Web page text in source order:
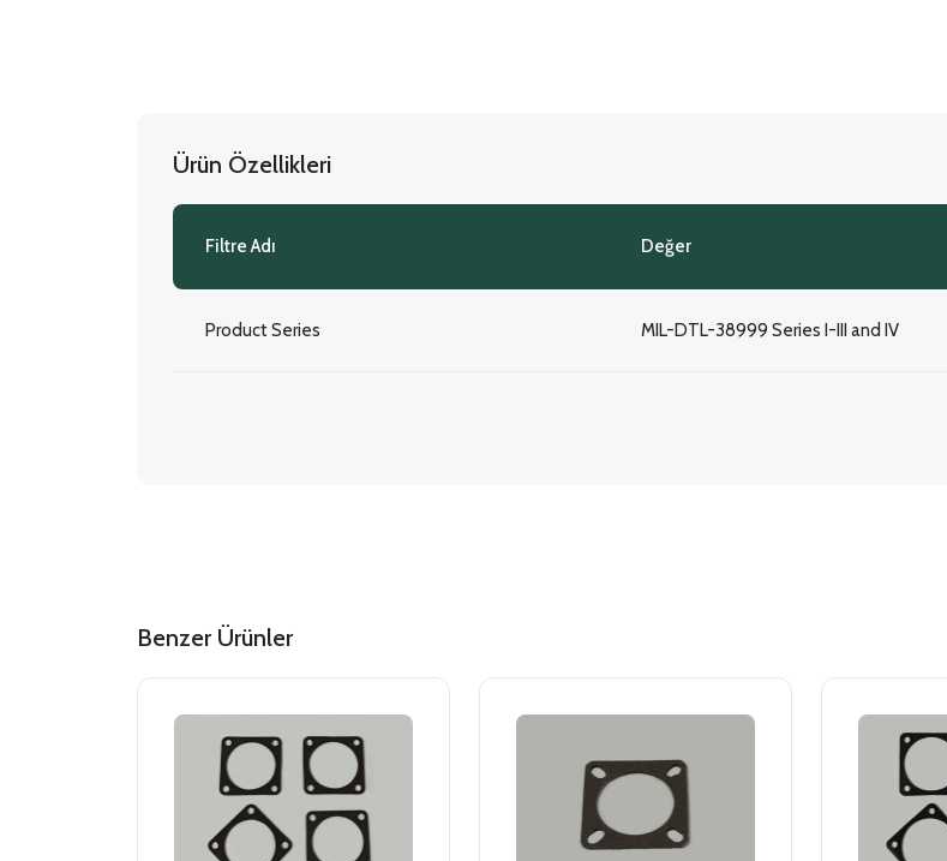
Ürün Özellikleri
Filtre Adı Değer
Product Series MIL-DTL-38999 Series I-III and IV
Benzer Ürünler